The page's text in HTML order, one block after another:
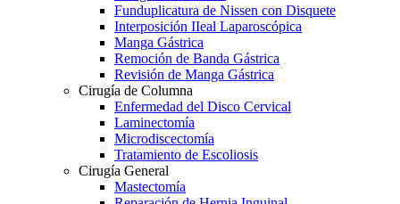
Funduplicatura de Nissen con Disquete
Interposición IIeal Laparoscópica
Manga Gástrica
Remoción de Banda Gástrica
Revisión de Manga Gástrica
Cirugía de Columna
Enfermedad del Disco Cervical
Laminectomía
Microdiscectomía
Tratamiento de Escoliosis
Cirugía General
Mastectomía